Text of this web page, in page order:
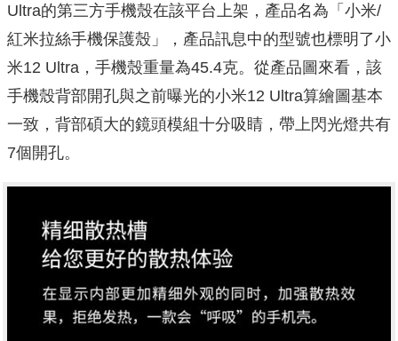
Ultra的第三方手機殼在該平台上架，產品名為「小米/
紅米拉絲手機保護殼」，產品訊息中的型號也標明了小
米12 Ultra，手機殼重量為45.4克。從產品圖來看，該
手機殼背部開孔與之前曝光的小米12 Ultra算繪圖基本
一致，背部碩大的鏡頭模組十分吸睛，帶上閃光燈共有
7個開孔。